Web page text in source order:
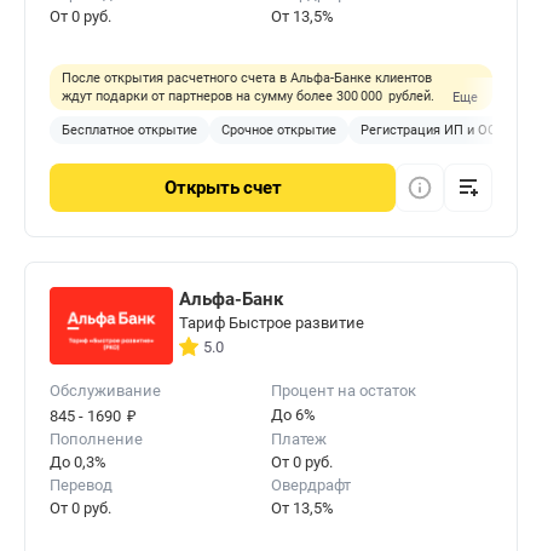
От 0 руб.
От 13,5%
После открытия расчетного счета в Альфа-Банке клиентов
ждут подарки от партнеров на сумму более 300 000 рублей.
Еще
Бесплатное открытие Срочное открытие Регистрация ИП и ООО
Открытьсчет
Альфа-Банк
Тариф Быстрое развитие
5.0
Обслуживание
845 - 1690 ₽
Процент на остаток
До 6%
Пополнение
До 0,3%
Платеж
От 0 руб.
Перевод
От 0 руб.
Овердрафт
От 13,5%